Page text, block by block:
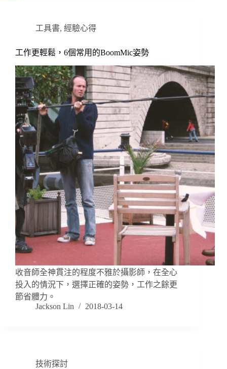
工具書, 經驗心得
工作更輕鬆，6個常用的BoomMic姿勢
收音師全神貫注的程度不雅於攝影師，在全心
投入的情況下，選擇正確的姿勢，工作之餘更
節省體力。
Jackson Lin
2018-03-14
技術探討